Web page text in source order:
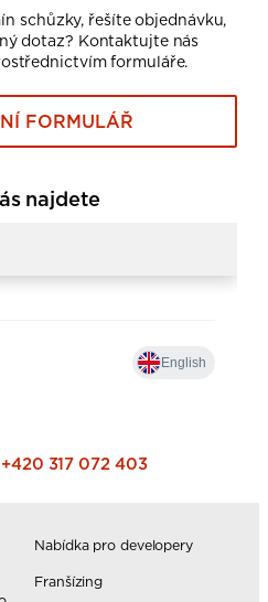
schůzky, řešíte objednávku,
dotaz? Kontaktujte nás
formuláře.
FORMULÁŘ
najdete
+420 317 072 403
Nabídka pro developery
Franšízing